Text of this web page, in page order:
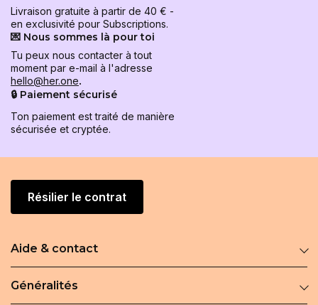
Livraison gratuite à partir de 40 € -
en exclusivité pour Subscriptions.
💌 Nous sommes là pour toi
Tu peux nous contacter à tout
moment par e-mail à l'adresse
hello@her.one.
🔒 Paiement sécurisé
Ton paiement est traité de manière
sécurisée et cryptée.
Résilier le contrat
Aide & contact
Généralités